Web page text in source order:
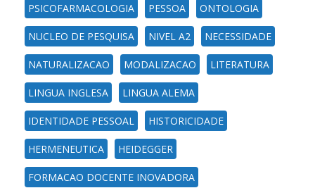
PSICOFARMACOLOGIA PESSOA ONTOLOGIA
NUCLEO DE PESQUISA NIVEL A2 NECESSIDADE
NATURALIZACAO MODALIZACAO LITERATURA
LINGUA INGLESA LINGUA ALEMA
IDENTIDADE PESSOAL HISTORICIDADE
HERMENEUTICA HEIDEGGER
FORMACAO DOCENTE INOVADORA